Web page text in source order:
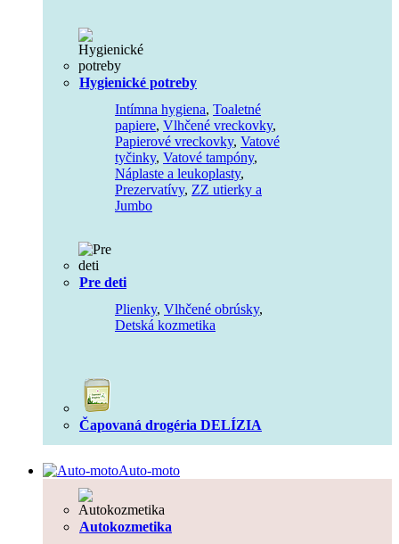
Hygienické potreby
Intímna hygiena, Toaletné
papiere, Vlhčené vreckovky,
Papierové vreckovky, Vatové
tyčinky, Vatové tampóny,
Náplaste a leukoplasty,
Prezervatívy, ZZ utierky a
Jumbo
Pre deti
Plienky, Vlhčené obrúsky,
Detská kozmetika
Čapovaná drogéria DELÍZIA
Auto-moto
Autokozmetika